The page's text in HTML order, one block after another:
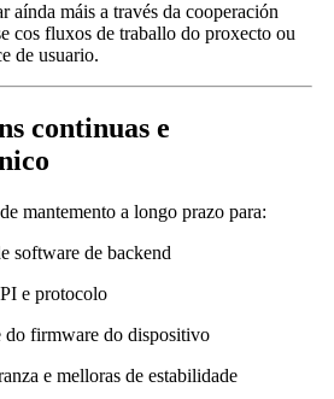
aínda máis a través da cooperación
cos fluxos de traballo do proxecto ou
de usuario.
continuas e
mantemento a longo prazo para:
software de backend
e protocolo
do firmware do dispositivo
e melloras de estabilidade